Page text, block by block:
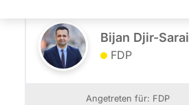
Bijan Djir-Sarai
FDP
Angetreten für: FDP